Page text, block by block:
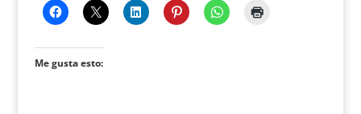
Me gusta esto: